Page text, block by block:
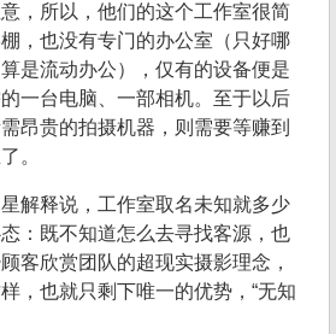
，所以，他们的这个工作室很简
，也没有专门的办公室（只好哪
是流动办公），仅有的设备便是
一台电脑、一部相机。至于以后
昂贵的拍摄机器，则需要等赚到
。
解释说，工作室取名未知就多少
：既不知道怎么去寻找客源，也
客欣赏团队的超现实摄影理念，
，也就只剩下唯一的优势，“无知